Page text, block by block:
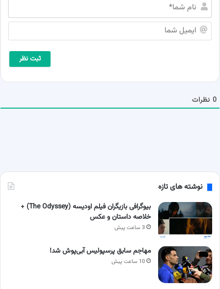
م
م
م
0 نظرات
نوشته های تازه
بیوگرافی بازیگران فیلم اودیسه (The Odyssey) +
خلاصه داستان و عکس
3 ساعت پیش
مهاجم سابق پرسپولیس آبی‌پوش شد!
10 ساعت پیش